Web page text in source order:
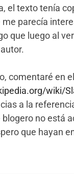
el texto tenía
parecía
que luego al
comentaré en
wiki/
a la
blogero no está
que hayan